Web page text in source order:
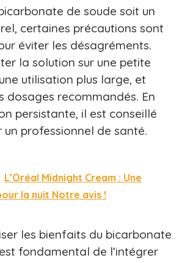
de soude soit un
certaines précautions sont
éviter les désagréments.
la solution sur une petite
utilisation plus large, et
dosages recommandés. En
persistante, il est conseillé
un professionnel de santé.
L’Oréal Midnight Cream : Une
la nuit Notre avis !
les bienfaits du bicarbonate
fondamental de l’intégrer